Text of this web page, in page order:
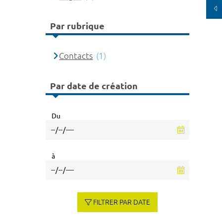
Par rubrique
Contacts (1)
Par date de création
Du
à
FILTRER PAR DATE